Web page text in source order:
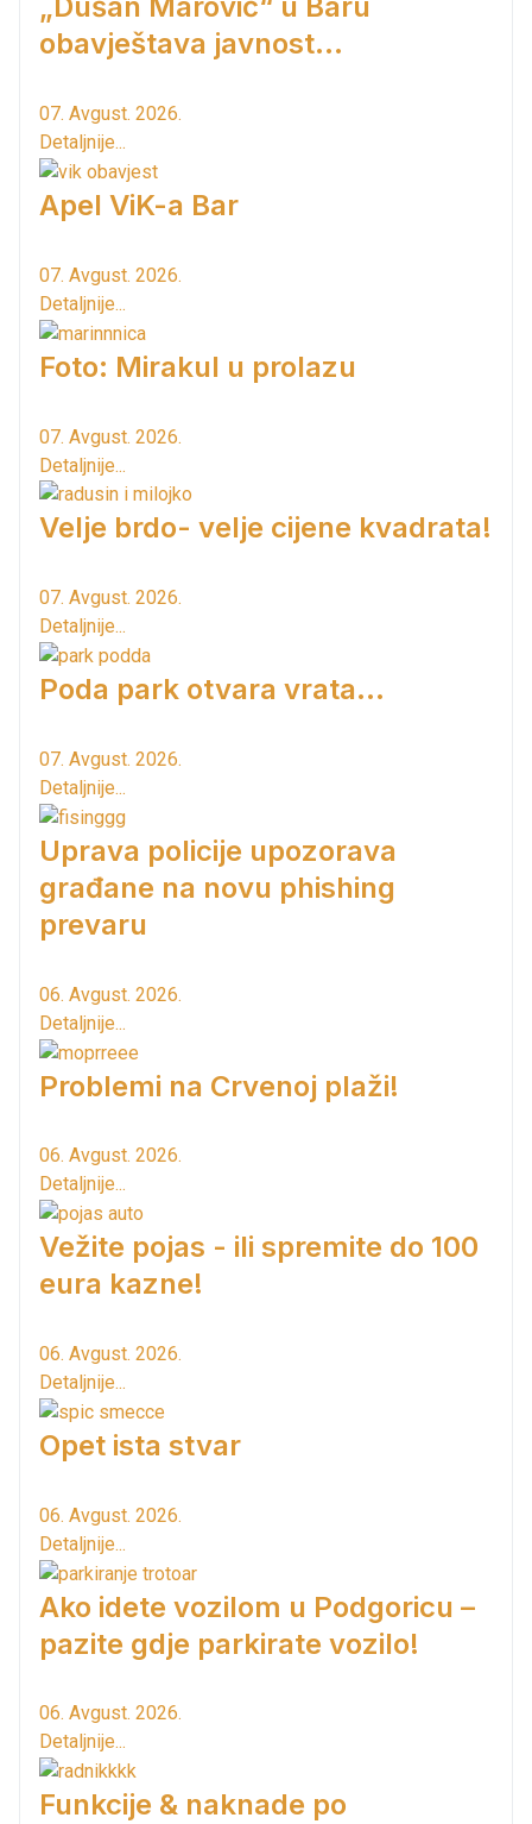
„Dušan Marović“ u Baru
obavještava javnost...
07. Avgust. 2026.
Detaljnije...
Apel ViK-a Bar
07. Avgust. 2026.
Detaljnije...
Foto: Mirakul u prolazu
07. Avgust. 2026.
Detaljnije...
Velje brdo- velje cijene kvadrata!
07. Avgust. 2026.
Detaljnije...
Poda park otvara vrata...
07. Avgust. 2026.
Detaljnije...
Uprava policije upozorava
građane na novu phishing
prevaru
06. Avgust. 2026.
Detaljnije...
Problemi na Crvenoj plaži!
06. Avgust. 2026.
Detaljnije...
Vežite pojas - ili spremite do 100
eura kazne!
06. Avgust. 2026.
Detaljnije...
Opet ista stvar
06. Avgust. 2026.
Detaljnije...
Ako idete vozilom u Podgoricu –
pazite gdje parkirate vozilo!
06. Avgust. 2026.
Detaljnije...
Funkcije & naknade po